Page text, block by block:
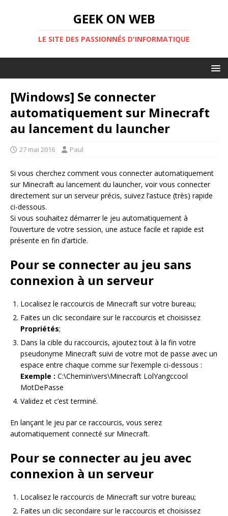
GEEK ON WEB
LE SITE DES PASSIONNÉS D'INFORMATIQUE
[Windows] Se connecter
automatiquement sur Minecraft
au lancement du launcher
27 mai 2016 Paul
Si vous cherchez comment vous connecter automatiquement
sur Minecraft au lancement du launcher, voir vous connecter
directement sur un serveur précis, suivez l’astuce (très) rapide
ci-dessous.
Si vous souhaitez démarrer le jeu automatiquement à
l’ouverture de votre session, une astuce facile et rapide est
présente en fin d’article.
Pour se connecter au jeu sans
connexion à un serveur
Localisez le raccourcis de Minecraft sur votre bureau;
Faites un clic secondaire sur le raccourcis et choisissez
Propriétés;
Dans la cible du raccourcis, ajoutez tout à la fin votre
pseudonyme Minecraft suivi de votre mot de passe avec un
espace entre chaque comme sur l’exemple ci-dessous :
Exemple : C:\Chemin\vers\Minecraft LolYangccool
MotDePasse
Validez et c’est terminé.
En lançant le jeu par ce raccourcis, vous serez
automatiquement connecté sur Minecraft.
Pour se connecter au jeu avec
connexion à un serveur
Localisez le raccourcis de Minecraft sur votre bureau;
Faites un clic secondaire sur le raccourcis et choisissez